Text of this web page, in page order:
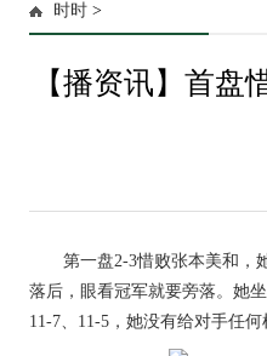
时时 >
【播资讯】首
第一盘2-3惜败张本美和，
落后，眼看冠军就要旁落。她
11-7、11-5，她没有给对手任